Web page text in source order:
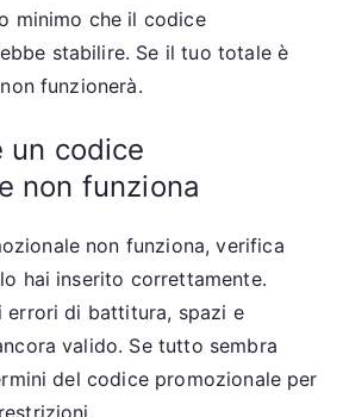
minimo che il codice
stabilire. Se il tuo totale è
funzionerà.
un codice
non funziona
non funziona, verifica
hai inserito correttamente.
errori di battitura, spazi e
valido. Se tutto sembra
del codice promozionale per